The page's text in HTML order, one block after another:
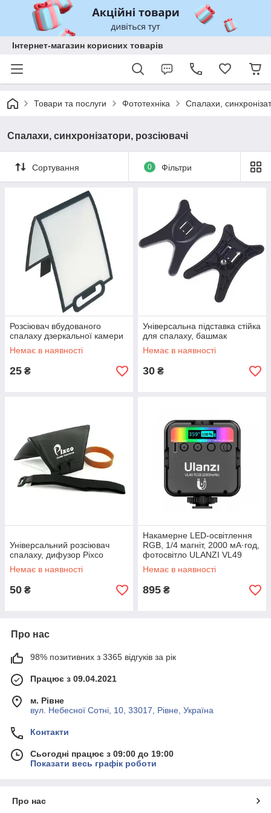
Інтернет-магазин корисних товарів
Товари та послуги Фототехніка Спалахи,
Спалахи, синхронізатори, розсіювачі
Сортування 0 Фільтри
Розсіювач вбудованого
спалаху дзеркальної камери
Немає в наявності
25 ₴
Універсальна підставка стійка
для спалаху, башмак
Немає в наявності
30 ₴
Універсальний розсіювач
спалаху, дифузор Pixco
Немає в наявності
50 ₴
Накамерне LED-освітлення
RGB, 1/4 магніт, 2000 мА·год,
фотосвітло ULANZI VL49
Немає в наявності
895 ₴
Про нас
98% позитивних з 3365 відгуків за рік
Працює з 09.04.2021
м. Рівне
вул. Небесної Сотні, 10, 33017, Рівне, Україна
Контакти
Сьогодні працює з 09:00 до 19:00
Показати весь графік роботи
Про нас